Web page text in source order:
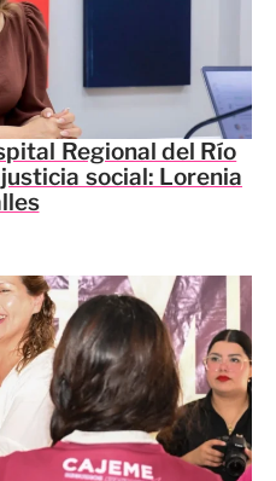
Regional del Río
social: Lorenia